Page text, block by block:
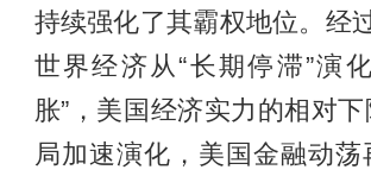
持续强化了其霸权地位。经
世界经济从“长期停滞”演
胀”，美国经济实力的相对
局加速演化，美国金融动荡